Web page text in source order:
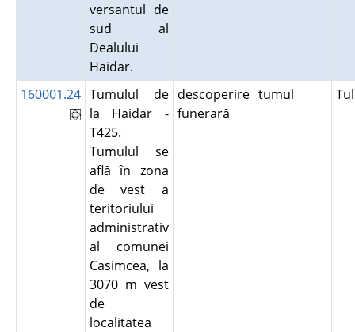
versantul de
sud al
Dealului
Haidar.
160001.24 Tumulul de
la Haidar -
T425.
Tumulul se
află în zona
de vest a
teritoriului
administrativ
al comunei
Casimcea, la
3070 m vest
de
localitatea
descoperire
funerară
tumul